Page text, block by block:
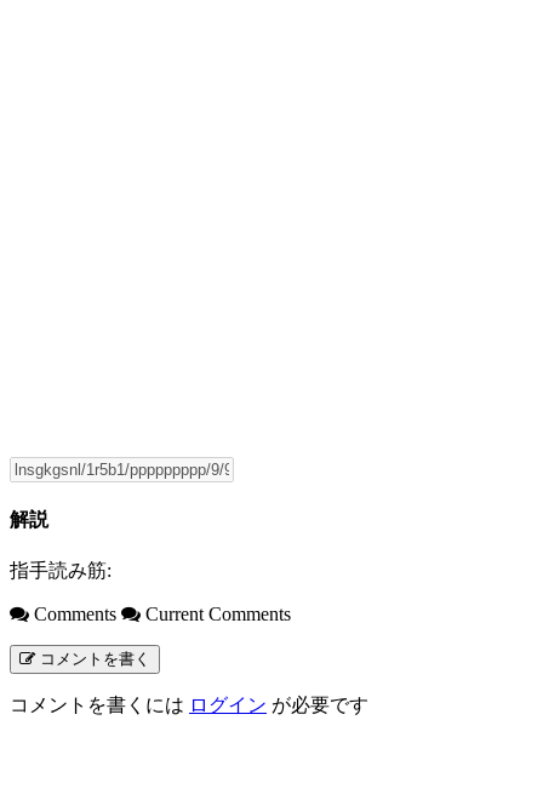
解説
指手読み筋:
Comments Current Comments
コメントを書く
コメントを書くには ログイン が必要です